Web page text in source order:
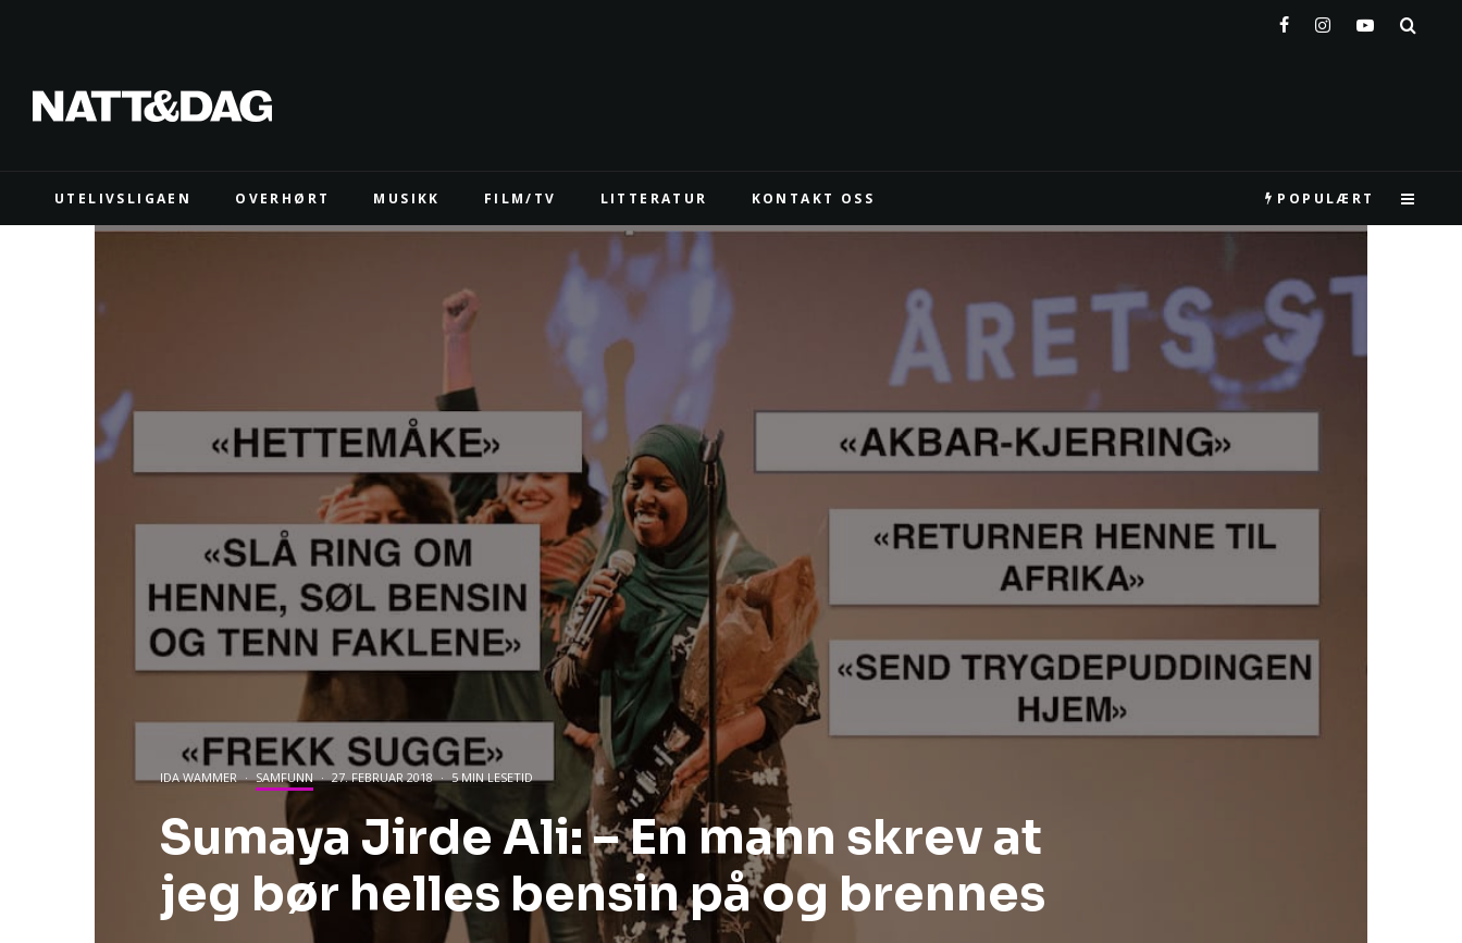
UTELIVSLIGAEN OVERHØRT MUSIKK FILM/TV LITTERATUR KONTAKT OSS POPULÆRT
IDA WAMMER · SAMFUNN · 27. FEBRUAR 2018 · 5 MIN LESETID
Sumaya Jirde Ali: – En mann skrev at
jeg bør helles bensin på og brennes